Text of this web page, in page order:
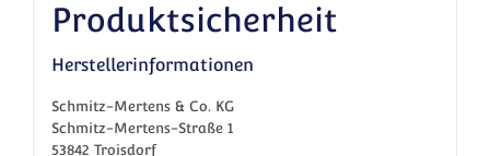
Produktsicherheit
Herstellerinformationen
Schmitz-Mertens & Co. KG
Schmitz-Mertens-Straße 1
53842 Troisdorf